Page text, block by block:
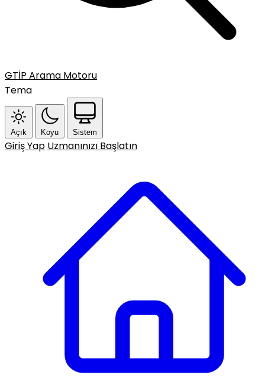
GTİP Arama Motoru
Tema
Açık Koyu Sistem
Giriş Yap Uzmanınızı Başlatın